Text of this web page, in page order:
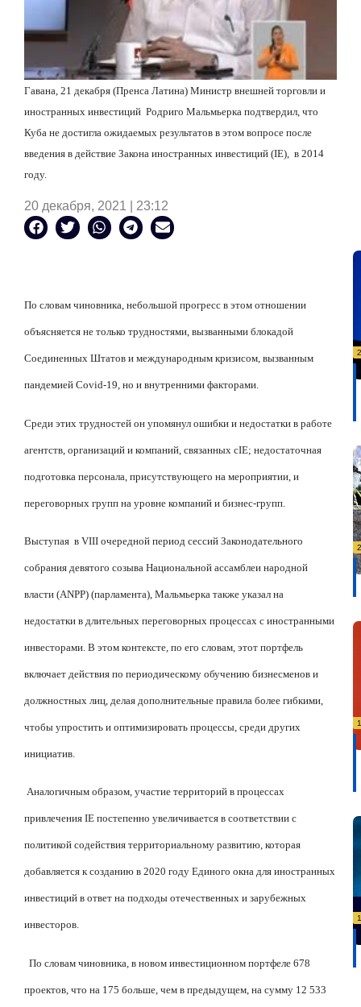
Гавана, 21 декабря (Пренса Латина) Министр внешней торговли и
иностранных инвестиций Родриго Мальмьерка подтвердил, что
Куба не достигла ожидаемых результатов в этом вопросе после
введения в действие Закона иностранных инвестиций (IE), в 2014
году.
20 декабря, 2021 | 23:12
По словам чиновника, небольшой прогресс в этом отношении
объясняется не только трудностями, вызванными блокадой
Соединенных Штатов и международным кризисом, вызванным
пандемией Covid-19, но и внутренними факторами.
Среди этих трудностей он упомянул ошибки и недостатки в работе
агентств, организаций и компаний, связанных сIE; недостаточная
подготовка персонала, присутствующего на мероприятии, и
переговорных групп на уровне компаний и бизнес-групп.
Выступая в VIII очередной период сессий Законодательного
собрания девятого созыва Национальной ассамблеи народной
власти (ANPP) (парламента), Мальмьерка также указал на
недостатки в длительных переговорных процессах с иностранными
инвесторами. В этом контексте, по его словам, этот портфель
включает действия по периодическому обучению бизнесменов и
должностных лиц, делая дополнительные правила более гибкими,
чтобы упростить и оптимизировать процессы, среди других
инициатив.
Аналогичным образом, участие территорий в процессах
привлечения IE постепенно увеличивается в соответствии с
политикой содействия территориальному развитию, которая
добавляется к созданию в 2020 году Единого окна для иностранных
инвестиций в ответ на подходы отечественных и зарубежных
инвесторов.
По словам чиновника, в новом инвестиционном портфеле 678
проектов, что на 175 больше, чем в предыдущем, на сумму 12 533